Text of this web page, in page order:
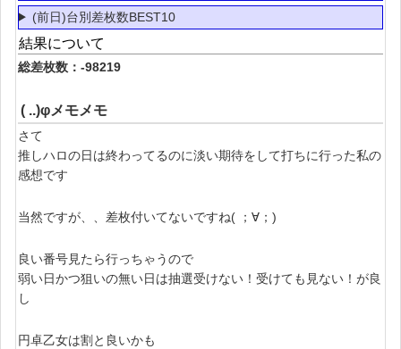
(前日)台別差枚数BEST10
結果について
総差枚数：-98219
( ..)φメモメモ
さて
推しハロの日は終わってるのに淡い期待をして打ちに行った私の
感想です
当然ですが、、差枚付いてないですね( ；∀；)
良い番号見たら行っちゃうので
弱い日かつ狙いの無い日は抽選受けない！受けても見ない！が良
し
円卓乙女は割と良いかも